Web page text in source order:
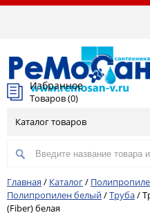
Избранное
Товаров (0)
Каталог товаров
Главная / Каталог/
Полипропилен белый/Труба/
(Fiber) белая